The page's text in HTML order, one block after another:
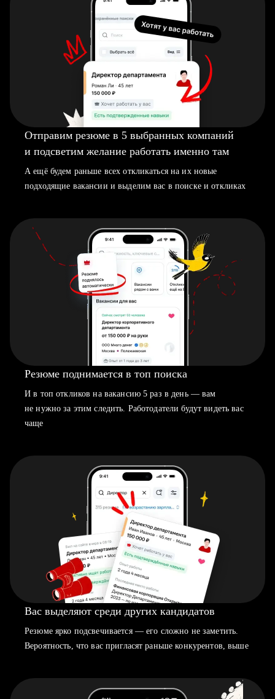
Отправим резюме в 5 выбранных компаний
и подсветим желание работать именно там
А ещё будем раньше всех откликаться на их новые
подходящие вакансии и выделим вас в поиске и откликах
Резюме поднимается в топ поиска
И в топ откликов на вакансию 5 раз в день — вам
не нужно за этим следить. Работодатели будут видеть вас
чаще
Вас выделяют среди других кандидатов
Резюме ярко подсвечивается — его сложно не заметить.
Вероятность, что вас пригласят раньше конкурентов, выше